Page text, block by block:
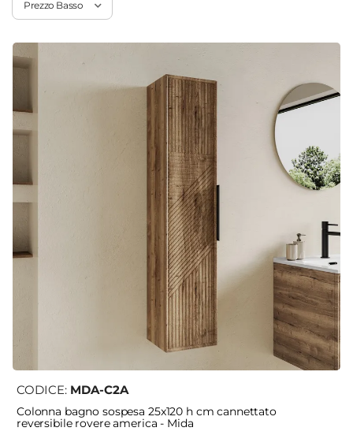
CODICE: MDA-C2A
Colonna bagno sospesa 25x120 h cm cannettato
reversibile rovere america - Mida